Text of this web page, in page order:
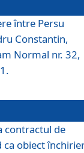
între Persu
Constantin,
Normal nr. 32,
contractul de
obiect